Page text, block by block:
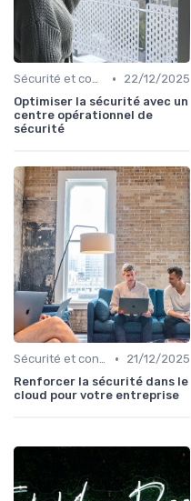
Sécurité et conformité •
22/12/2025
Optimiser la sécurité avec un
centre opérationnel de
sécurité
Sécurité et conformité •
21/12/2025
Renforcer la sécurité dans le
cloud pour votre entreprise